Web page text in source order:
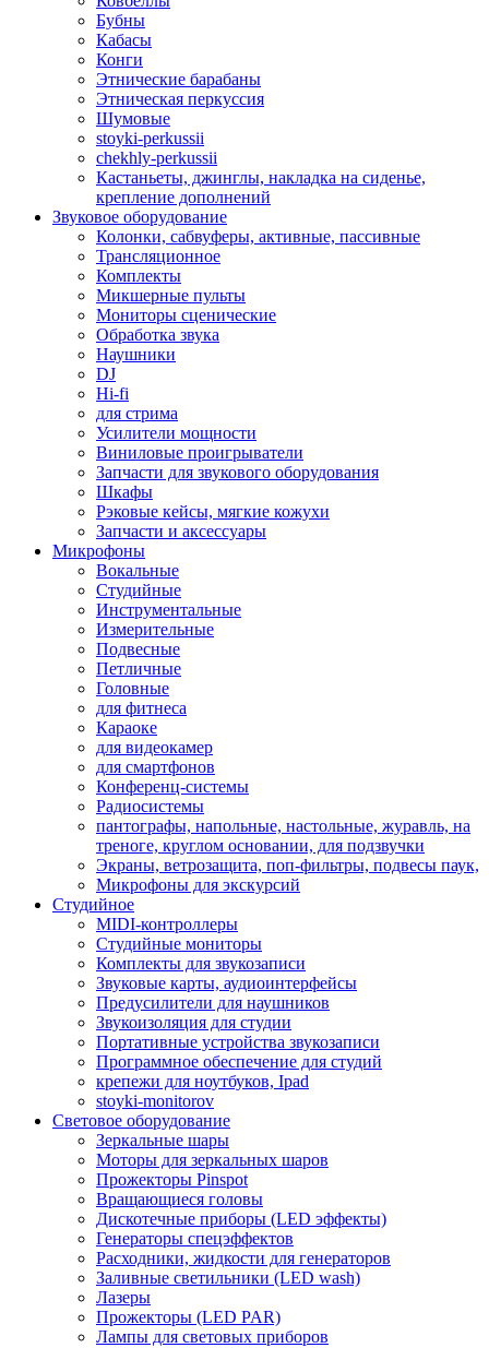
Бубны
Кабасы
Конги
Этнические барабаны
Этническая перкуссия
Шумовые
stoyki-perkussii
chekhly-perkussii
Кастаньеты, джинглы, накладка на сиденье,
крепление дополнений
Звуковое оборудование
Колонки, сабвуферы, активные, пассивные
Трансляционное
Комплекты
Микшерные пульты
Мониторы сценические
Обработка звука
Наушники
DJ
Hi-fi
для стрима
Усилители мощности
Виниловые проигрыватели
Запчасти для звукового оборудования
Шкафы
Рэковые кейсы, мягкие кожухи
Запчасти и аксессуары
Микрофоны
Вокальные
Студийные
Инструментальные
Измерительные
Подвесные
Петличные
Головные
для фитнеса
Караоке
для видеокамер
для смартфонов
Конференц-системы
Радиосистемы
пантографы, напольные, настольные, журавль, на
треноге, круглом основании, для подзвучки
Экраны, ветрозащита, поп-фильтры, подвесы паук,
Микрофоны для экскурсий
Студийное
MIDI-контроллеры
Студийные мониторы
Комплекты для звукозаписи
Звуковые карты, аудиоинтерфейсы
Предусилители для наушников
Звукоизоляция для студии
Портативные устройства звукозаписи
Программное обеспечение для студий
крепежи для ноутбуков, Ipad
stoyki-monitorov
Световое оборудование
Зеркальные шары
Моторы для зеркальных шаров
Прожекторы Pinspot
Вращающиеся головы
Дискотечные приборы (LED эффекты)
Генераторы спецэффектов
Расходники, жидкости для генераторов
Заливные светильники (LED wash)
Лазеры
Прожекторы (LED PAR)
Лампы для световых приборов